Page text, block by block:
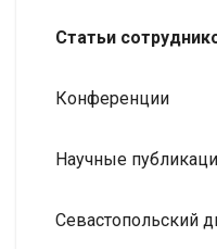
Статьи
Конференции
Научные
Севастопольский